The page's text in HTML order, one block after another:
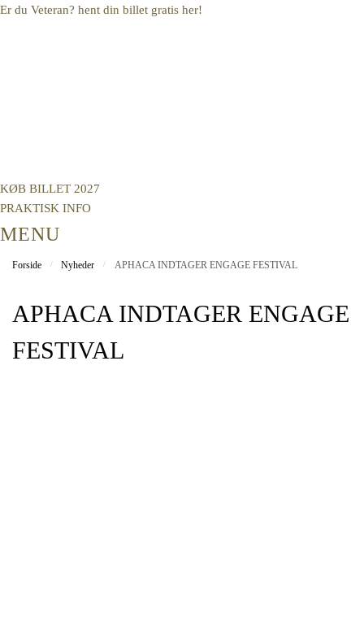
Skip
Skip
Er du Veteran? hent din billet gratis her!
KØB BILLET 2027
PRAKTISK INFO
MENU
Forside / Nyheder / APHACA INDTAGER ENGAGE FESTIVAL
APHACA INDTAGER ENGAGE
FESTIVAL